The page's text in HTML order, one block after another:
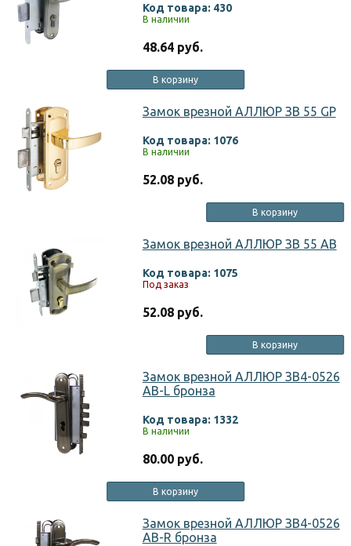
Код товара: 430
В наличии
48.64 руб.
В корзину
Замок врезной АЛЛЮР ЗВ 55 GP
Код товара: 1076
В наличии
52.08 руб.
В корзину
Замок врезной АЛЛЮР ЗВ 55 АВ
Код товара: 1075
Под заказ
52.08 руб.
В корзину
Замок врезной АЛЛЮР ЗВ4-0526
AB-L бронза
Код товара: 1332
В наличии
80.00 руб.
В корзину
Замок врезной АЛЛЮР ЗВ4-0526
AB-R бронза